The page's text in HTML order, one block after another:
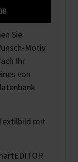
Sie
Motiv
Ihr
von
mit